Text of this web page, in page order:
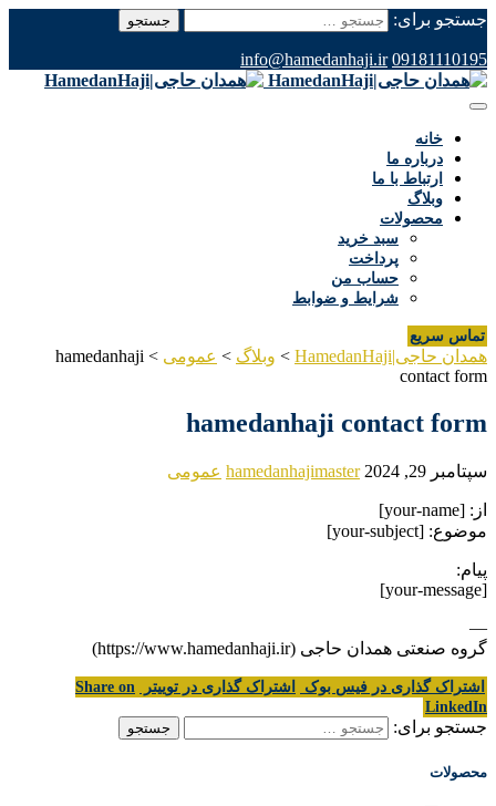
جستجو برای:
09181110195
info@hamedanhaji.ir
خانه
درباره ما
ارتباط با ما
وبلاگ
محصولات
سبد خرید
پرداخت
حساب من
شرایط و ضوابط
تماس سریع
همدان حاجی|HamedanHaji > وبلاگ > عمومی >
hamedanhaji
contact form
hamedanhaji contact form
سپتامبر 29, 2024 hamedanhajimaster عمومی
از: [your-name]
موضوع: [your-subject]
پیام:
[your-message]
—
گروه صنعتی همدان حاجی (https://www.hamedanhaji.ir)
اشتراک گذاری در فیس بوک اشتراک گذاری در توییتر
Share on
LinkedIn
جستجو برای:
محصولات